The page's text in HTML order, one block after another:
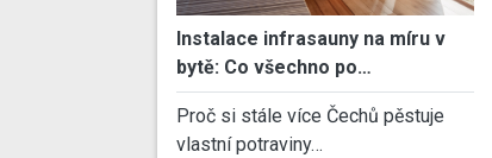
Instalace infrasauny na míru v
bytě: Co všechno po…
Proč si stále více Čechů pěstuje
vlastní potraviny…